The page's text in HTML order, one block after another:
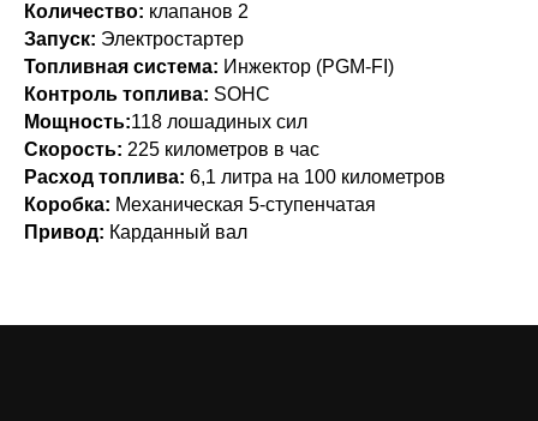
Количество: клапанов 2
Запуск: Электростартер
Топливная система: Инжектор (PGM-FI)
Контроль топлива: SOHC
Мощность:118 лошадиных сил
Скорость: 225 километров в час
Расход топлива: 6,1 литра на 100 километров
Коробка: Механическая 5-ступенчатая
Привод: Карданный вал